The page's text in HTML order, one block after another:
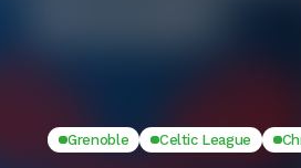
Grenoble Celtic League